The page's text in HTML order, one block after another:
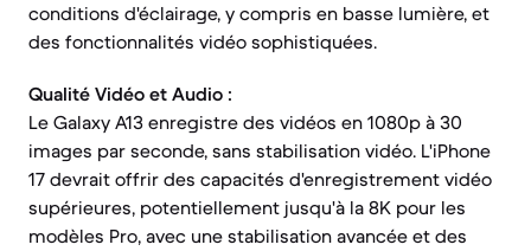
conditions d'éclairage, y compris en basse lumière, et
des fonctionnalités vidéo sophistiquées.
Qualité Vidéo et Audio :
Le Galaxy A13 enregistre des vidéos en 1080p à 30
images par seconde, sans stabilisation vidéo. L'iPhone
17 devrait offrir des capacités d'enregistrement vidéo
supérieures, potentiellement jusqu'à la 8K pour les
modèles Pro, avec une stabilisation avancée et des